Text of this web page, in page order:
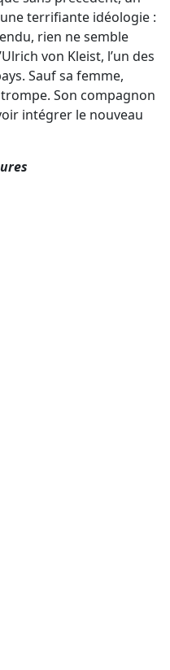
terrifiante idéologie :
rien ne semble
von Kleist, l’un des
Sauf sa femme,
Son compagnon
intégrer le nouveau